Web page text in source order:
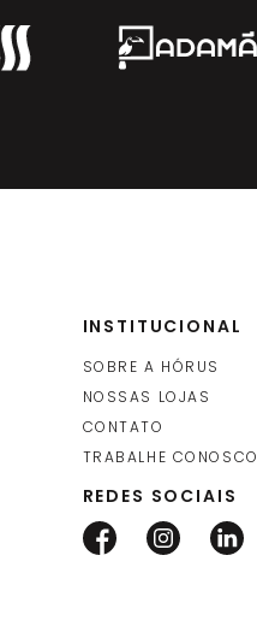
INSTITUCIONAL
SOBRE A HÓRUS
NOSSAS LOJAS
CONTATO
TRABALHE CONOSCO
REDES SOCIAIS